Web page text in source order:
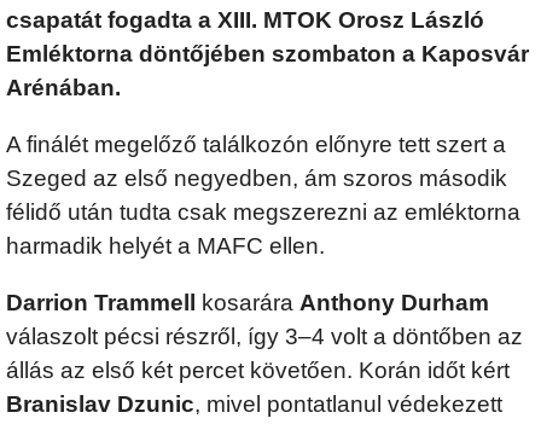
csapatát fogadta a XIII. MTOK Orosz László
Emléktorna döntőjében szombaton a Kaposvár
Arénában.
A finálét megelőző találkozón előnyre tett szert a
Szeged az első negyedben, ám szoros második
félidő után tudta csak megszerezni az emléktorna
harmadik helyét a MAFC ellen.
Darrion Trammell kosarára Anthony Durham
válaszolt pécsi részről, így 3–4 volt a döntőben az
állás az első két percet követően. Korán időt kért
Branislav Dzunic, mivel pontatlanul védekezett